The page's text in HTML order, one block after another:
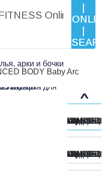
арки и бочки
BODY Baby Arc